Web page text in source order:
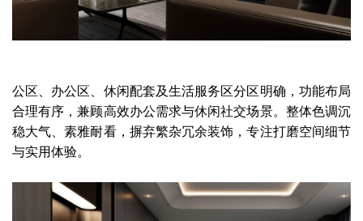
公区、办公区、休闲配套及生活服务区分区明确，功能布局
合理有序，兼顾高效办公需求与休闲社交场景。整体色调沉
稳大气、素雅耐看，摒弃繁杂冗余装饰，专注打磨空间细节
与实用体验。